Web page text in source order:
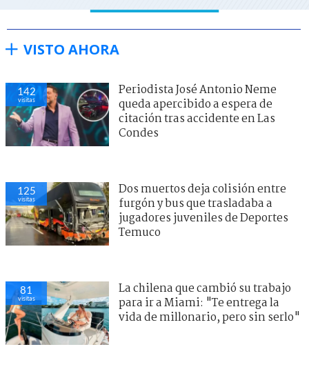
VISTO AHORA
142
visitas
Periodista José Antonio Neme
queda apercibido a espera de
citación tras accidente en Las
Condes
125
visitas
Dos muertos deja colisión entre
furgón y bus que trasladaba a
jugadores juveniles de Deportes
Temuco
81
visitas
La chilena que cambió su trabajo
para ir a Miami: "Te entrega la
vida de millonario, pero sin serlo"